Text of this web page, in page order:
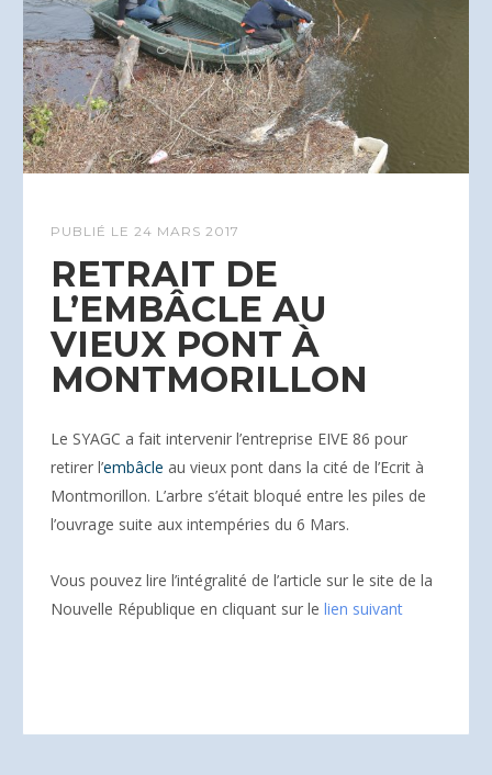
PUBLIÉ LE 24 MARS 2017
RETRAIT DE
L’EMBÂCLE AU
VIEUX PONT À
MONTMORILLON
Le SYAGC a fait intervenir l’entreprise EIVE 86 pour
retirer l’embâcle au vieux pont dans la cité de l’Ecrit à
Montmorillon. L’arbre s’était bloqué entre les piles de
l’ouvrage suite aux intempéries du 6 Mars.
Vous pouvez lire l’intégralité de l’article sur le site de la
Nouvelle République en cliquant sur le lien suivant